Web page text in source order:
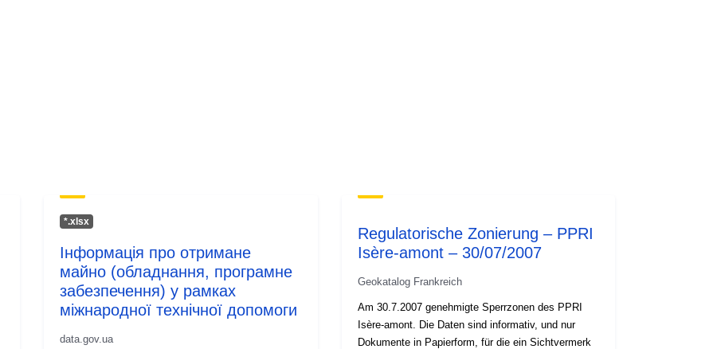
*.xlsx
Інформація про отримане
майно (обладнання, програмне
забезпечення) у рамках
міжнародної технічної допомоги
data.gov.ua
Regulatorische Zonierung – PPRI
Isère-amont – 30/07/2007
Geokatalog Frankreich
Am 30.7.2007 genehmigte Sperrzonen des PPRI
Isère-amont. Die Daten sind informativ, und nur
Dokumente in Papierform, für die ein Sichtvermerk